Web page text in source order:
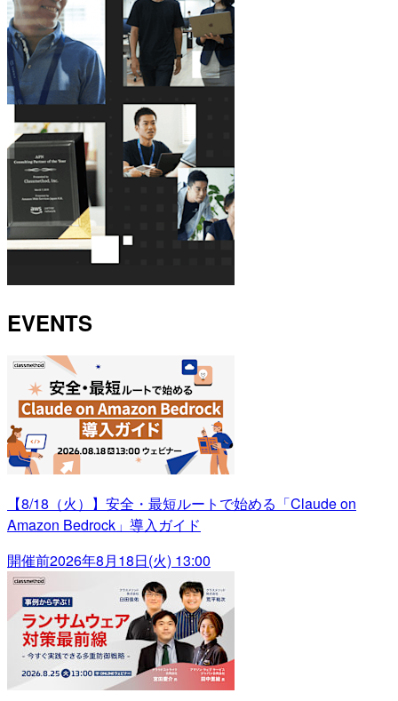
EVENTS
【8/18（火）】安全・最短ルートで始める「Claude on
Amazon Bedrock」導入ガイド
開催前2026年8月18日(火) 13:00